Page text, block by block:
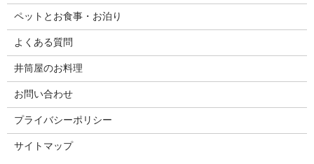
ペットとお食事・お泊り
よくある質問
井筒屋のお料理
お問い合わせ
プライバシーポリシー
サイトマップ